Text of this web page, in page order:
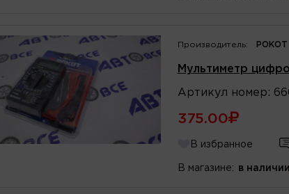
Производитель: РОКОТ
Мультиметр
Артикул номер :
375.00
В избранное
В магазине: в наличии